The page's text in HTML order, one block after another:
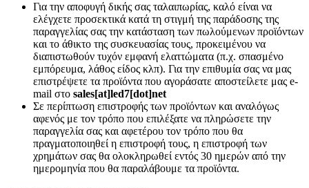
Για την αποφυγή δικής σας ταλαιπωρίας, καλό είναι να
ελέγχετε προσεκτικά κατά τη στιγμή της παράδοσης της
παραγγελίας σας την κατάσταση των πωλούμενων προϊόντων
και το άθικτο της συσκευασίας τους, προκειμένου να
διαπιστωθούν τυχόν εμφανή ελαττώματα (π.χ. σπασμένο
εμπόρευμα, λάθος είδος κλπ). Για την επιθυμία σας να μας
επιστρέψετε τα προϊόντα που αγοράσατε αποστείλετε μας e-
mail στο sales[at]led7[dot]net
Σε περίπτωση επιστροφής των προϊόντων και αναλόγως
αφενός με τον τρόπο που επιλέξατε να πληρώσετε την
παραγγελία σας και αφετέρου τον τρόπο που θα
πραγματοποιηθεί η επιστροφή τους, η επιστροφή των
χρημάτων σας θα ολοκληρωθεί εντός 30 ημερών από την
ημερομηνία που θα παραλάβουμε τα προϊόντα.